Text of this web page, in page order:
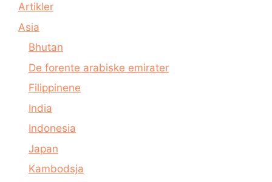
Artikler
Asia
Bhutan
De forente arabiske emirater
Filippinene
India
Indonesia
Japan
Kambodsja